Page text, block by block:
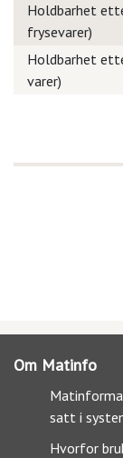
Holdbarhet
frysevarer)
Holdbarhet
varer)
Om Matinfo
satt i
Hvorfor